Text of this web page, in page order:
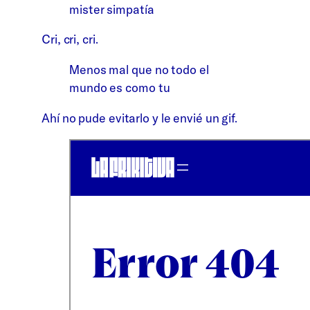
mister simpatía
Cri, cri, cri.
Menos mal que no todo el
mundo es como tu
Ahí no pude evitarlo y le envié un gif.